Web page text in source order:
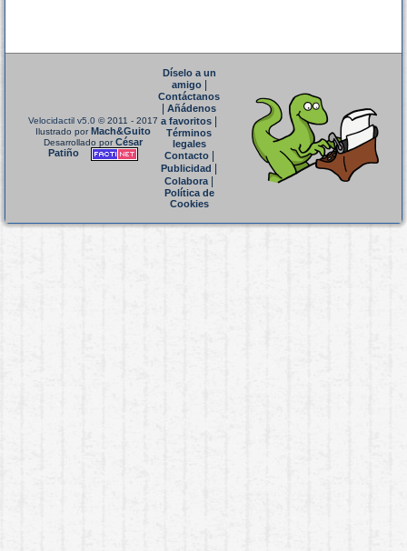
Velocidactil v5.0 © 2011 - 2017
Ilustrado porMach&Guito
Desarrollado porCésar
Patiño
Díselo a un
amigo|
Contáctanos
Añádenos
a favoritos
Términos
legales
Contacto|
Publicidad
Colabora|
Política de
Cookies